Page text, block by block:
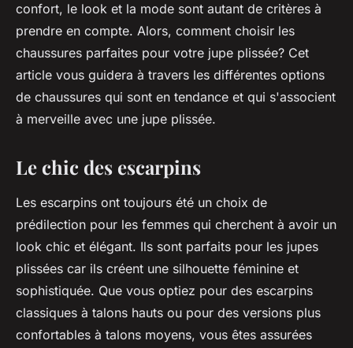
confort, le look et la mode sont autant de critères à
prendre en compte. Alors, comment choisir les
chaussures parfaites pour votre jupe plissée? Cet
article vous guidera à travers les différentes options
de chaussures qui sont en tendance et qui s'associent
à merveille avec une jupe plissée.
Le chic des escarpins
Les escarpins ont toujours été un choix de
prédilection pour les femmes qui cherchent à avoir un
look chic et élégant. Ils sont parfaits pour les jupes
plissées car ils créent une silhouette féminine et
sophistiquée. Que vous optiez pour des escarpins
classiques à talons hauts ou pour des versions plus
confortables à talons moyens, vous êtes assurées